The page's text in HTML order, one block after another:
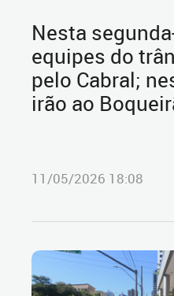
Nesta
equipes do
pelo Cabral;
irão ao
11/05/2026 18:08